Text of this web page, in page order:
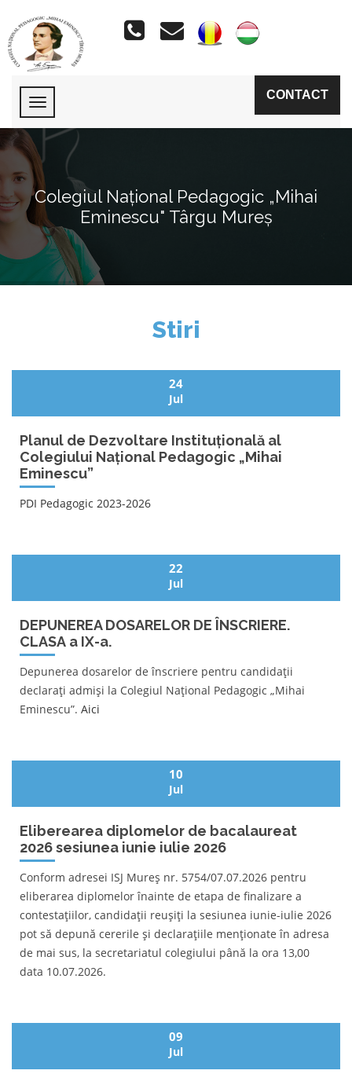
CONTACT
Colegiul Național Pedagogic „Mihai
Eminescu" Târgu Mureș
Stiri
24
Jul
Planul de Dezvoltare Instituțională al
Colegiului Național Pedagogic „Mihai
Eminescu”
PDI Pedagogic 2023-2026
22
Jul
DEPUNEREA DOSARELOR DE ÎNSCRIERE.
CLASA a IX-a.
Depunerea dosarelor de înscriere pentru candidații
declarați admiși la Colegiul Național Pedagogic „Mihai
Eminescu”. Aici
10
Jul
Eliberearea diplomelor de bacalaureat
2026 sesiunea iunie iulie 2026
Conform adresei ISJ Mureș nr. 5754/07.07.2026 pentru
eliberarea diplomelor înainte de etapa de finalizare a
contestațiilor, candidații reușiți la sesiunea iunie-iulie 2026
pot să depună cererile și declarațiile menționate în adresa
de mai sus, la secretariatul colegiului până la ora 13,00
data 10.07.2026.
09
Jul